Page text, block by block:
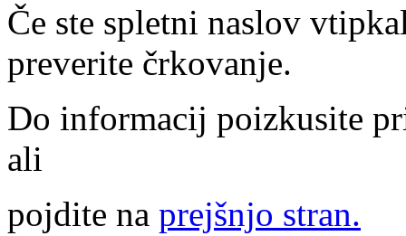
Če ste spletni naslov
preverite črkovanje.
Do informacij poizkusite
ali
pojdite na prejšnjo stran.